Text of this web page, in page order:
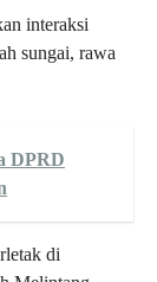
interaksi
sungai, rawa
DPRD
di